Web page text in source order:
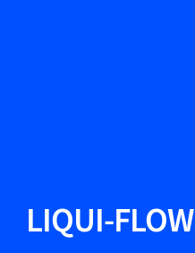
Produkte
LIQUI-FLOW